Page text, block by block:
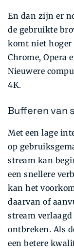
En dan zijn er
de gebruikte
komt niet hoger
Chrome, Opera
Nieuwere
4K.
Bufferen van
Met een lage
op
stream kan
een snellere
kan het
daarvan of
stream
ontbreken. Als
een betere